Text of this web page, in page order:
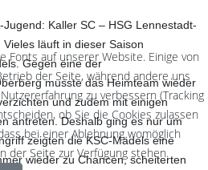
Kaller SC – HSG Lennestadt-
Vieles läuft in dieser Saison
Gegen eine der
musste das Heimteam wieder
und zudem mit einigen
antreten. Deshalb ging es nur um
zeigten die KSC-Mädels eine
wieder zu Chancen, scheiterten
Fonts auf unserer Website. Einige von
der Seite, während andere uns
zu verbessern (Tracking
ob Sie die Cookies zulassen
bei einer Ablehnung womöglich
der Seite zur Verfügung stehen.